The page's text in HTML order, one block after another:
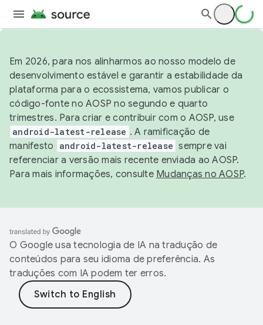
Em 2026, para nos alinharmos ao nosso modelo de
desenvolvimento estável e garantir a estabilidade da
plataforma para o ecossistema, vamos publicar o
código-fonte no AOSP no segundo e quarto
trimestres. Para criar e contribuir com o AOSP, use
android-latest-release . A ramificação de
manifesto
android-latest-release sempre vai
referenciar a versão mais recente enviada ao AOSP.
Para mais informações, consulte Mudanças no AOSP.
O Google usa tecnologia de IA na tradução de
conteúdos para seu idioma de preferência. As
traduções com IA podem ter erros.